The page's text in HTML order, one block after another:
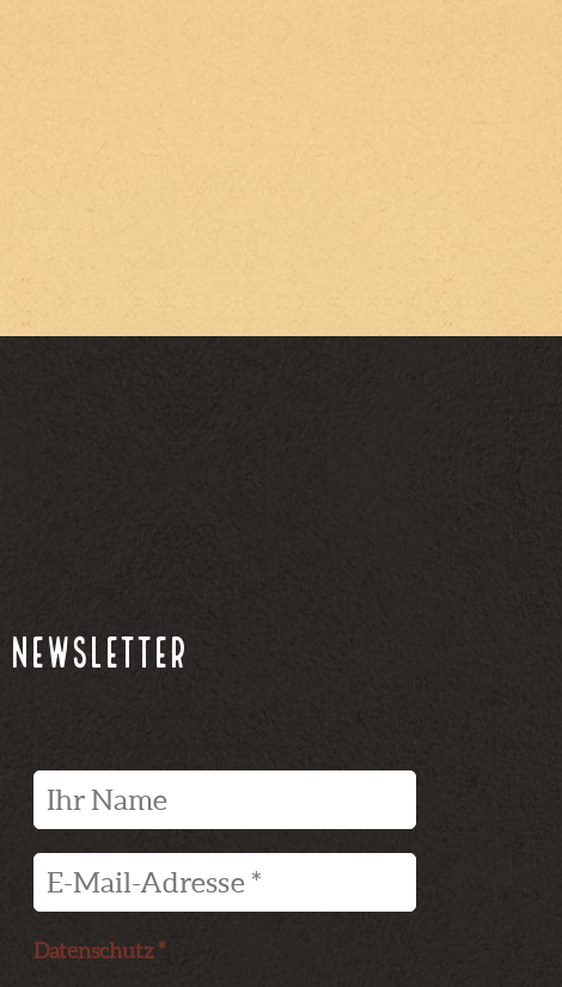
Newsletter
Datenschutz *